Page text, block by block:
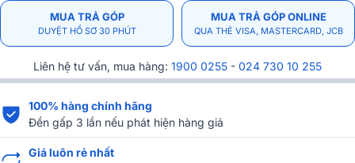
MUA TRẢ GÓP
DUYỆT HỒ SƠ 30 PHÚT
MUA TRẢ GÓP ONLINE
QUA THẺ VISA, MASTERCARD, JCB
Liên hệ tư vấn, mua hàng: 1900 0255 - 024 730 10 255
100% hàng chính hãng
Đền gấp 3 lần nếu phát hiện hàng giả
Giá luôn rẻ nhất